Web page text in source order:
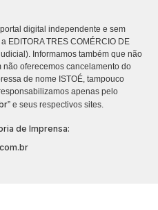
digital independente e sem
EDITORA TRES COMÉRCIO DE
Informamos também que não
oferecemos cancelamento do
de nome ISTOÉ, tampouco
apenas pelo
” e seus respectivos sites.
de Imprensa: